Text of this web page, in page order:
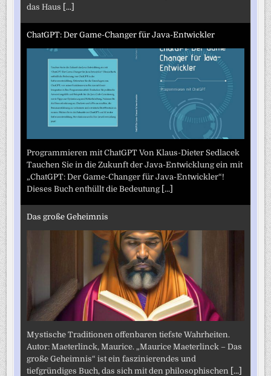
das Haus [...]
ChatGPT: Der Game-Changer für Java-Entwickler
Programmieren mit ChatGPT Von Klaus-Dieter Sedlacek
Tauchen Sie in die Zukunft der Java-Entwicklung ein mit
„ChatGPT: Der Game-Changer für Java-Entwickler“!
Dieses Buch enthüllt die Bedeutung [...]
Das große Geheimnis
Mystische Traditionen offenbaren tiefste Wahrheiten.
Autor: Maeterlinck, Maurice. „Maurice Maeterlinck – Das
große Geheimnis“ ist ein faszinierendes und
tiefgründiges Buch, das sich mit den philosophischen [...]